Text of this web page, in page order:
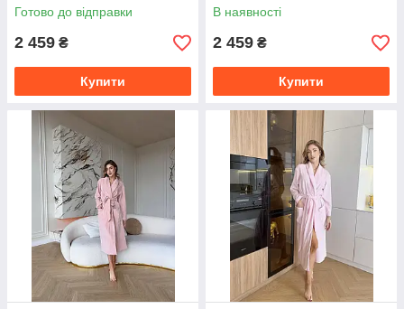
Готово до відправки
2 459 ₴
Купити
В наявності
2 459 ₴
Купити